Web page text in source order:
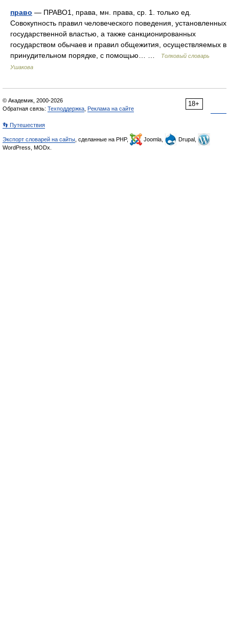
право — ПРАВО1, права, мн. права, ср. 1. только ед.
Совокупность правил человеческого поведения, установленных
государственной властью, а также санкционированных
государством обычаев и правил общежития, осуществляемых в
принудительном порядке, с помощью… …
Толковый словарь
Ушакова
18+
© Академик, 2000-2026
Обратная связь: Техподдержка Реклама на сайте
👣 Путешествия
Экспорт словарей на сайты , сделанные на PHP, Joomla,
Drupal,
WordPress, MODx.